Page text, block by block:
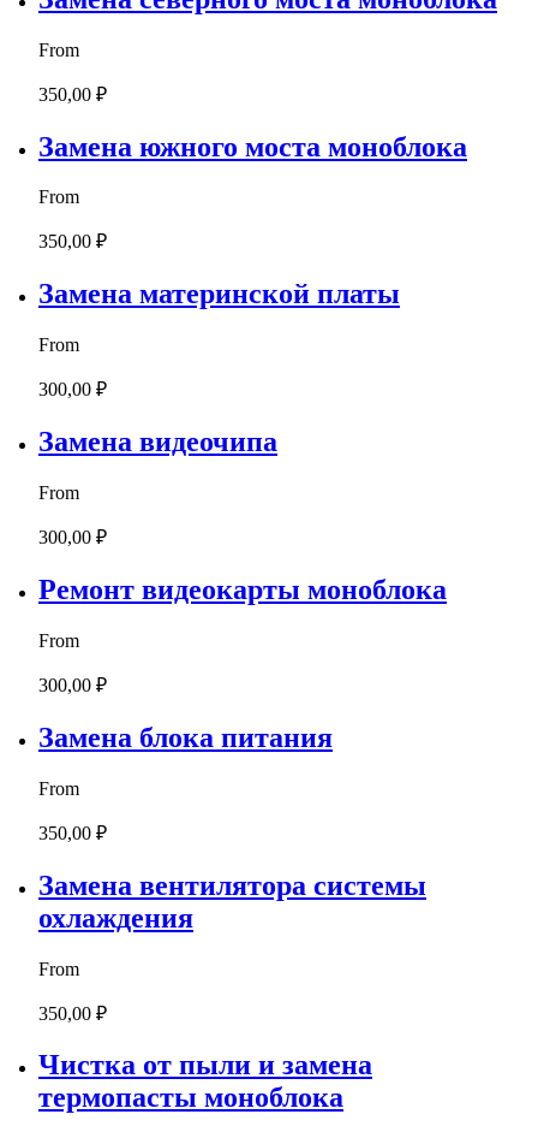
From
350,00 ₽
Замена южного моста моноблока
From
350,00 ₽
Замена материнской платы
From
300,00 ₽
Замена видеочипа
From
300,00 ₽
Ремонт видеокарты моноблока
From
300,00 ₽
Замена блока питания
From
350,00 ₽
Замена вентилятора системы
охлаждения
From
350,00 ₽
Чистка от пыли и замена
термопасты моноблока